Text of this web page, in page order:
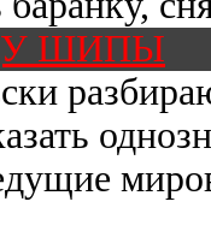
ШИПЫ